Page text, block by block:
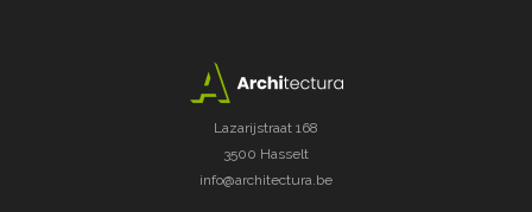
Lazarijstraat 168
3500 Hasselt
info@architectura.be